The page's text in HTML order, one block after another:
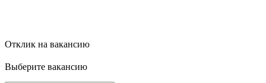
Отклик на вакансию
Выберите вакансию